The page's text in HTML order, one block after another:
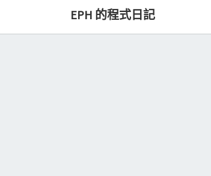
EPH 的程式日記